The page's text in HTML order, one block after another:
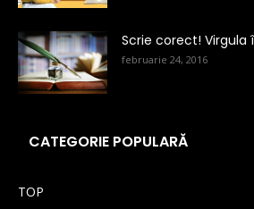
Scrie corect! Virgula
februarie 24, 2016
CATEGORIE POPULARĂ
TOP